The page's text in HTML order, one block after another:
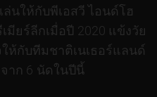
ล่นให้กับพีเอสวี ไอนด์โฮ
มียร์ลีกเมื่อปี 2020 แข้งวัย
ห้กับทีมชาติเนเธอร์แลนด์
าก 6 นัดในปีนี้